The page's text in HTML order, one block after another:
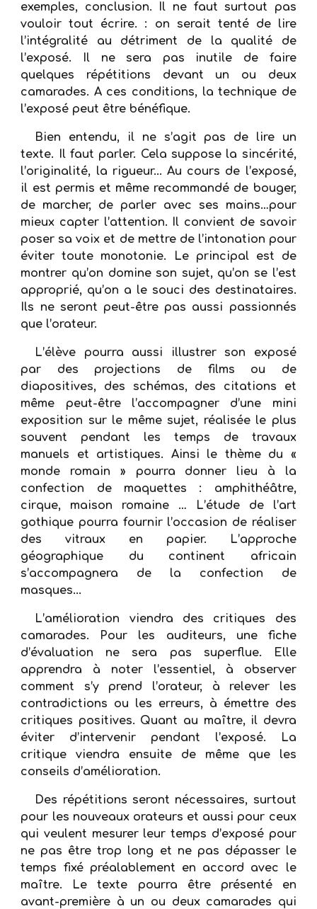
exemples, conclusion. Il ne faut surtout pas
vouloir tout écrire. : on serait tenté de lire
l’intégralité au détriment de la qualité de
l’exposé. Il ne sera pas inutile de faire
quelques répétitions devant un ou deux
camarades. A ces conditions, la technique de
l’exposé peut être bénéfique.
Bien entendu, il ne s’agit pas de lire un
texte. Il faut parler. Cela suppose la sincérité,
l’originalité, la rigueur... Au cours de l’exposé,
il est permis et même recommandé de bouger,
de marcher, de parler avec ses mains…pour
mieux capter l’attention. Il convient de savoir
poser sa voix et de mettre de l’intonation pour
éviter toute monotonie. Le principal est de
montrer qu’on domine son sujet, qu’on se l’est
approprié, qu’on a le souci des destinataires.
Ils ne seront peut-être pas aussi passionnés
que l’orateur.
L’élève pourra aussi illustrer son exposé
par des projections de films ou de
diapositives, des schémas, des citations et
même peut-être l’accompagner d’une mini
exposition sur le même sujet, réalisée le plus
souvent pendant les temps de travaux
manuels et artistiques. Ainsi le thème du «
monde romain » pourra donner lieu à la
confection de maquettes : amphithéâtre,
cirque, maison romaine … L’étude de l’art
gothique pourra fournir l’occasion de réaliser
des vitraux en papier. L’approche
géographique du continent africain
s’accompagnera de la confection de
masques...
L’amélioration viendra des critiques des
camarades. Pour les auditeurs, une fiche
d’évaluation ne sera pas superflue. Elle
apprendra à noter l’essentiel, à observer
comment s’y prend l’orateur, à relever les
contradictions ou les erreurs, à émettre des
critiques positives. Quant au maître, il devra
éviter d’intervenir pendant l’exposé. La
critique viendra ensuite de même que les
conseils d’amélioration.
Des répétitions seront nécessaires, surtout
pour les nouveaux orateurs et aussi pour ceux
qui veulent mesurer leur temps d’exposé pour
ne pas être trop long et ne pas dépasser le
temps fixé préalablement en accord avec le
maître. Le texte pourra être présenté en
avant-première à un ou deux camarades qui